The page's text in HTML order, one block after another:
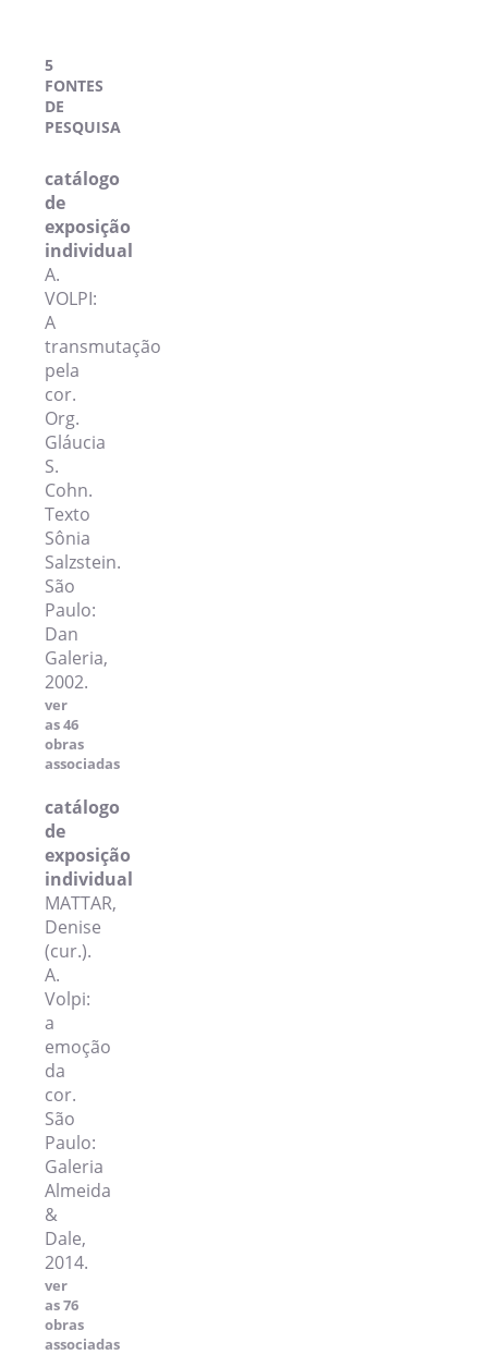
5
FONTES
DE
PESQUISA
catálogo
de
exposição
individual
A.
VOLPI:
A
transmutação
pela
cor.
Org.
Gláucia
S.
Cohn.
Texto
Sônia
Salzstein.
São
Paulo:
Dan
Galeria,
2002.
ver
as 46
obras
associadas
catálogo
de
exposição
individual
MATTAR,
Denise
(cur.).
A.
Volpi:
a
emoção
da
cor.
São
Paulo:
Galeria
Almeida
&
Dale,
2014.
ver
as 76
obras
associadas